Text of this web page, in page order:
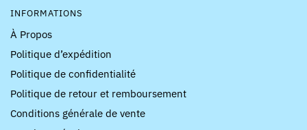
INFORMATIONS
À Propos
Politique d’expédition
Politique de confidentialité
Politique de retour et remboursement
Conditions générale de vente